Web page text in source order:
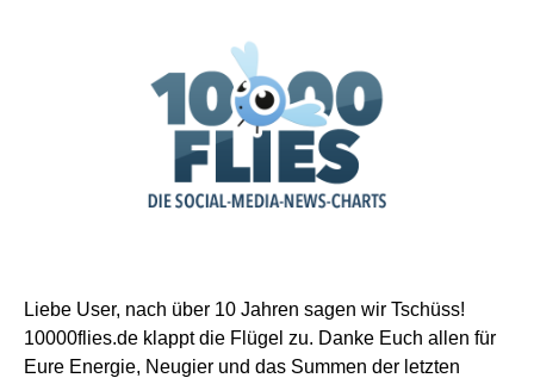
Liebe User, nach über 10 Jahren sagen wir Tschüss!
10000flies.de klappt die Flügel zu. Danke Euch allen für
Eure Energie, Neugier und das Summen der letzten